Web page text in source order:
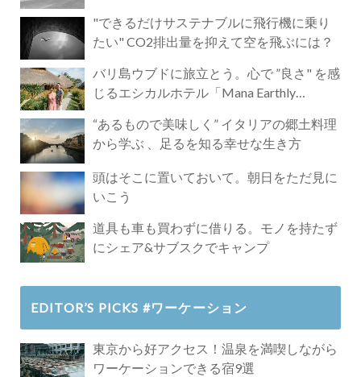
"できるだけサステナブルに飛行機に乗り
たい" CO2排出量を抑えて空を飛ぶには？
バリ島ウブドに旅立とう。心で ”良さ" を感
じるエシカルホテル「Mana Earthly
“あるもので美味しく” イタリアの郷土料理
から学ぶ 、足るを知る幸せな生き方
頭はそこに置いておいて。朝日をただ見に
いこう
道具も車も買わずに借りる。モノを持たず
にシェア&サブスクでキャンプ
EDITOR’S PICKS #ワーケーション
東京から好アクセス！温泉を満喫しながら
ワーケーションできる宿9選